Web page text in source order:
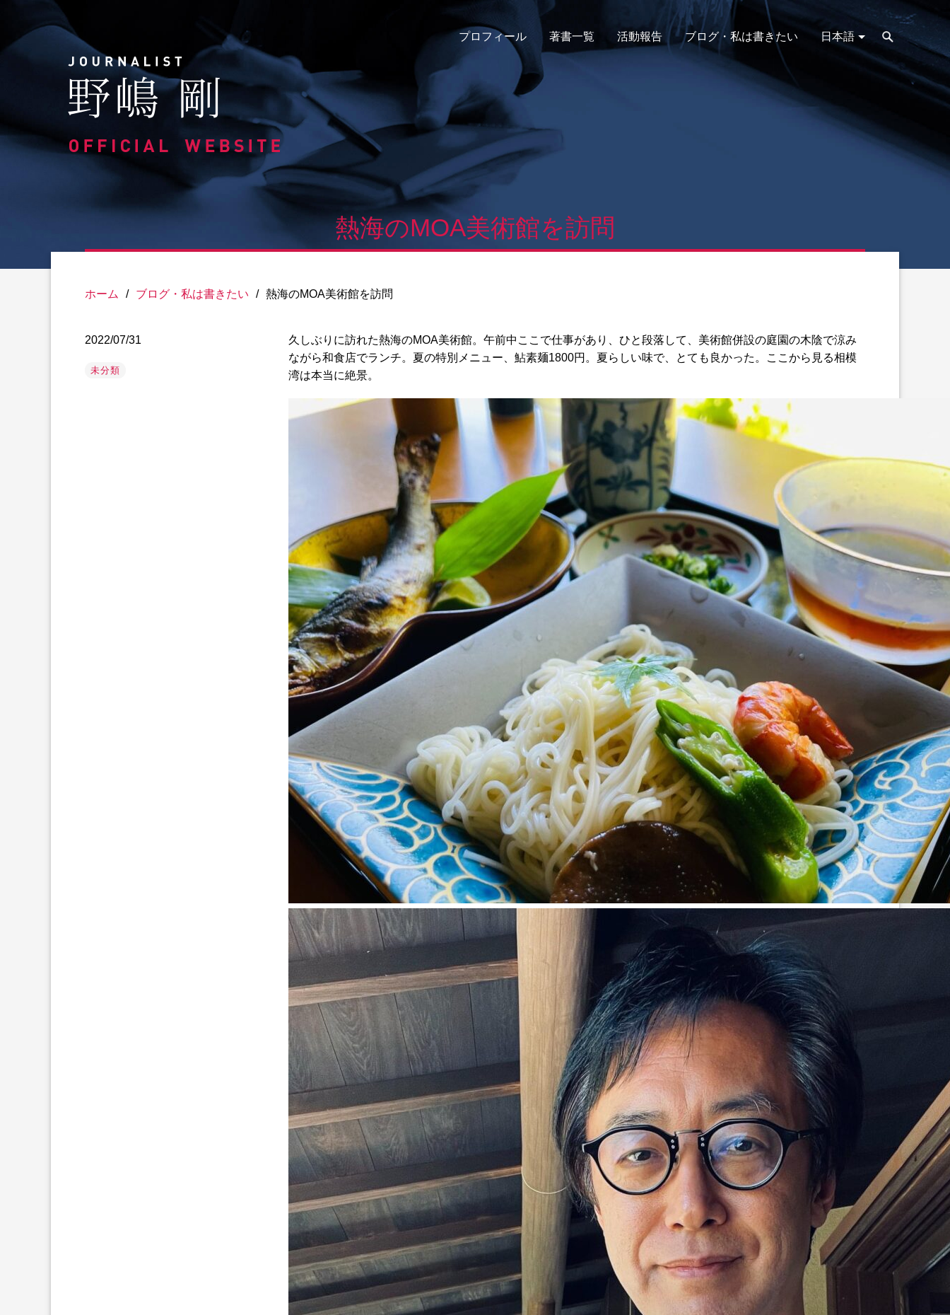
content
プロフィール 著書一覧 活動報告 ブログ・私は書きたい 日本語
熱海のMOA美術館を訪問
ホーム / ブログ・私は書きたい / 熱海のMOA美術館を訪問
2022/07/31
未分類
久しぶりに訪れた熱海のMOA美術館。午前中ここで仕事があり、ひと段落して、美術館併設の庭園の木陰で涼み
ながら和食店でランチ。夏の特別メニュー、鮎素麺1800円。夏らしい味で、とても良かった。ここから見る相模
湾は本当に絶景。